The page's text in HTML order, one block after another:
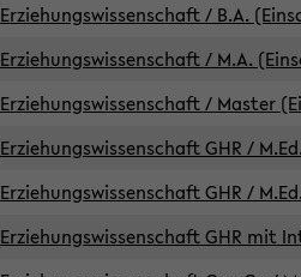
Erziehungswissenschaft / B.A.
Erziehungswissenschaft / M.A.
Erziehungswissenschaft / Master
Erziehungswissenschaft GHR /
Erziehungswissenschaft GHR /
Erziehungswissenschaft GHR mit